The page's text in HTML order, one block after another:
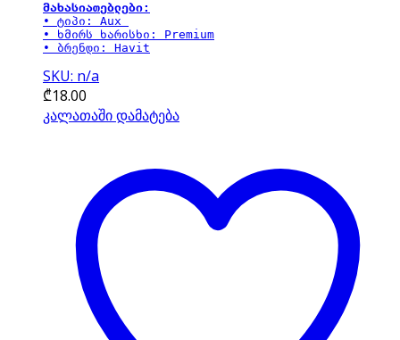
მახასიათებლები:
• ტიპი: Aux
• ხმირს ხარისხი: Premium
• ბრენდი: Havit
SKU: n/a
₾18.00
კალათაში დამატება